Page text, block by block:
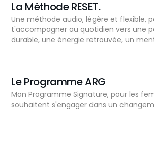
La Méthode RESET.
Une méthode audio, légère et flexible,
t'accompagner au quotidien vers une
durable, une énergie retrouvée, un
Le Programme ARG
Mon Programme Signature, pour les
souhaitent s'engager dans un